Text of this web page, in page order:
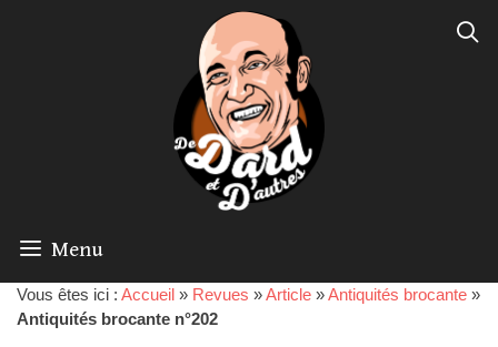
Menu
Vous êtes ici : Accueil » Revues »Article »Antiquités brocante »
Antiquités brocante n°202